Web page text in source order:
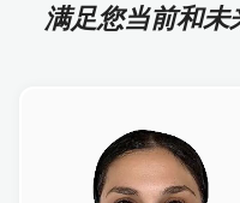
满足您当前和